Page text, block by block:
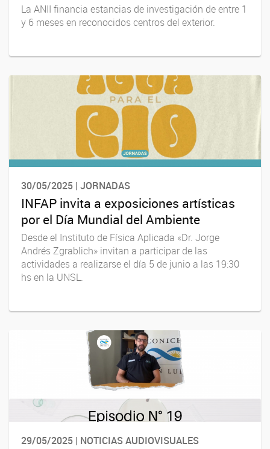
La ANII financia estancias de investigación de entre 1
y 6 meses en reconocidos centros del exterior.
30/05/2025 | JORNADAS
INFAP invita a exposiciones artísticas
por el Día Mundial del Ambiente
Desde el Instituto de Física Aplicada «Dr. Jorge
Andrés Zgrablich» invitan a participar de las
actividades a realizarse el día 5 de junio a las 19:30
hs en la UNSL.
29/05/2025 | NOTICIAS AUDIOVISUALES